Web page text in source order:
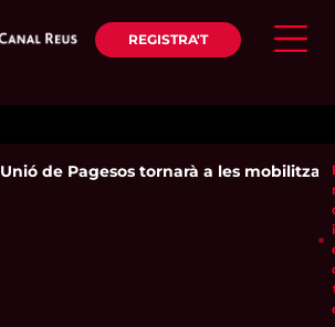
REGISTRA'T
Unió de Pagesos tornarà a les